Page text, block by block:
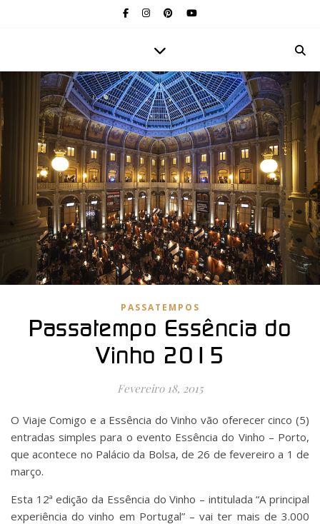
PASSATEMPOS
Passatempo Essência do
Vinho 2015
Fevereiro 18, 2015
O Viaje Comigo e a Essência do Vinho vão oferecer cinco (5)
entradas simples para o evento Essência do Vinho – Porto,
que acontece no Palácio da Bolsa, de 26 de fevereiro a 1 de
março.
Esta 12ª edição da Essência do Vinho – intitulada “A principal
experiência do vinho em Portugal” – vai ter mais de 3.000